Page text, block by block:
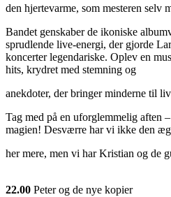
den hjertevarme, som mesteren selv
Bandet genskaber de ikoniske
sprudlende live-energi, der gjorde
koncerter legendariske. Oplev en
hits, krydret med stemning og
anekdoter, der bringer minderne til
Tag med på en uforglemmelig aften
magien! Desværre har vi ikke den
her mere, men vi har Kristian og de
22.00 Peter og de nye kopier